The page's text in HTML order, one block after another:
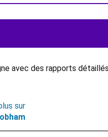
avec des rapports
sur